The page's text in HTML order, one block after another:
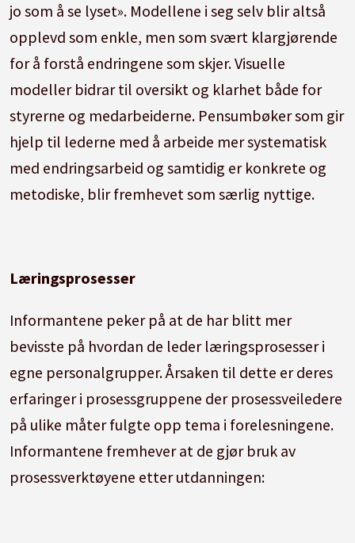
jo som å se lyset». Modellene i seg selv blir altså
opplevd som enkle, men som svært klargjørende
for å forstå endringene som skjer. Visuelle
modeller bidrar til oversikt og klarhet både for
styrerne og medarbeiderne. Pensumbøker som gir
hjelp til lederne med å arbeide mer systematisk
med endringsarbeid og samtidig er konkrete og
metodiske, blir fremhevet som særlig nyttige.
Læringsprosesser
Informantene peker på at de har blitt mer
bevisste på hvordan de leder læringsprosesser i
egne personalgrupper. Årsaken til dette er deres
erfaringer i prosessgruppene der prosessveiledere
på ulike måter fulgte opp tema i forelesningene.
Informantene fremhever at de gjør bruk av
prosessverktøyene etter utdanningen: